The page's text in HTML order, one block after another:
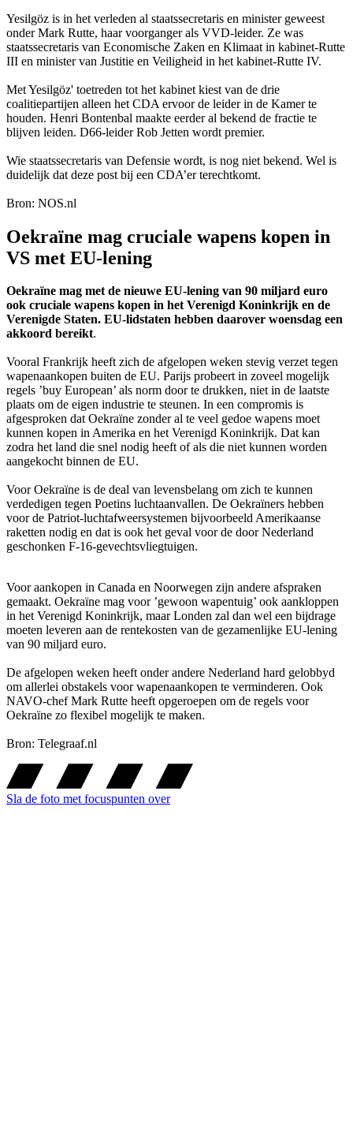
Yesilgöz is in het verleden al staatssecretaris en minister geweest
onder Mark Rutte, haar voorganger als VVD-leider. Ze was
staatssecretaris van Economische Zaken en Klimaat in kabinet-Rutte
III en minister van Justitie en Veiligheid in het kabinet-Rutte IV.
Met Yesilgöz' toetreden tot het kabinet kiest van de drie
coalitiepartijen alleen het CDA ervoor de leider in de Kamer te
houden. Henri Bontenbal maakte eerder al bekend de fractie te
blijven leiden. D66-leider Rob Jetten wordt premier.
Wie staatssecretaris van Defensie wordt, is nog niet bekend. Wel is
duidelijk dat deze post bij een CDA’er terechtkomt.
Bron: NOS.nl
Oekraïne mag cruciale wapens kopen in
VS met EU-lening
Oekraïne mag met de nieuwe EU-lening van 90 miljard euro
ook cruciale wapens kopen in het Verenigd Koninkrijk en de
Verenigde Staten. EU-lidstaten hebben daarover woensdag een
akkoord bereikt.
Vooral Frankrijk heeft zich de afgelopen weken stevig verzet tegen
wapenaankopen buiten de EU. Parijs probeert in zoveel mogelijk
regels ’buy European’ als norm door te drukken, niet in de laatste
plaats om de eigen industrie te steunen. In een compromis is
afgesproken dat Oekraïne zonder al te veel gedoe wapens moet
kunnen kopen in Amerika en het Verenigd Koninkrijk. Dat kan
zodra het land die snel nodig heeft of als die niet kunnen worden
aangekocht binnen de EU.
Voor Oekraïne is de deal van levensbelang om zich te kunnen
verdedigen tegen Poetins luchtaanvallen. De Oekraïners hebben
voor de Patriot-luchtafweersystemen bijvoorbeeld Amerikaanse
raketten nodig en dat is ook het geval voor de door Nederland
geschonken F-16-gevechtsvliegtuigen.
Voor aankopen in Canada en Noorwegen zijn andere afspraken
gemaakt. Oekraïne mag voor ’gewoon wapentuig’ ook aankloppen
in het Verenigd Koninkrijk, maar Londen zal dan wel een bijdrage
moeten leveren aan de rentekosten van de gezamenlijke EU-lening
van 90 miljard euro.
De afgelopen weken heeft onder andere Nederland hard gelobbyd
om allerlei obstakels voor wapenaankopen te verminderen. Ook
NAVO-chef Mark Rutte heeft opgeroepen om de regels voor
Oekraïne zo flexibel mogelijk te maken.
Bron: Telegraaf.nl
Sla de foto met focuspunten over